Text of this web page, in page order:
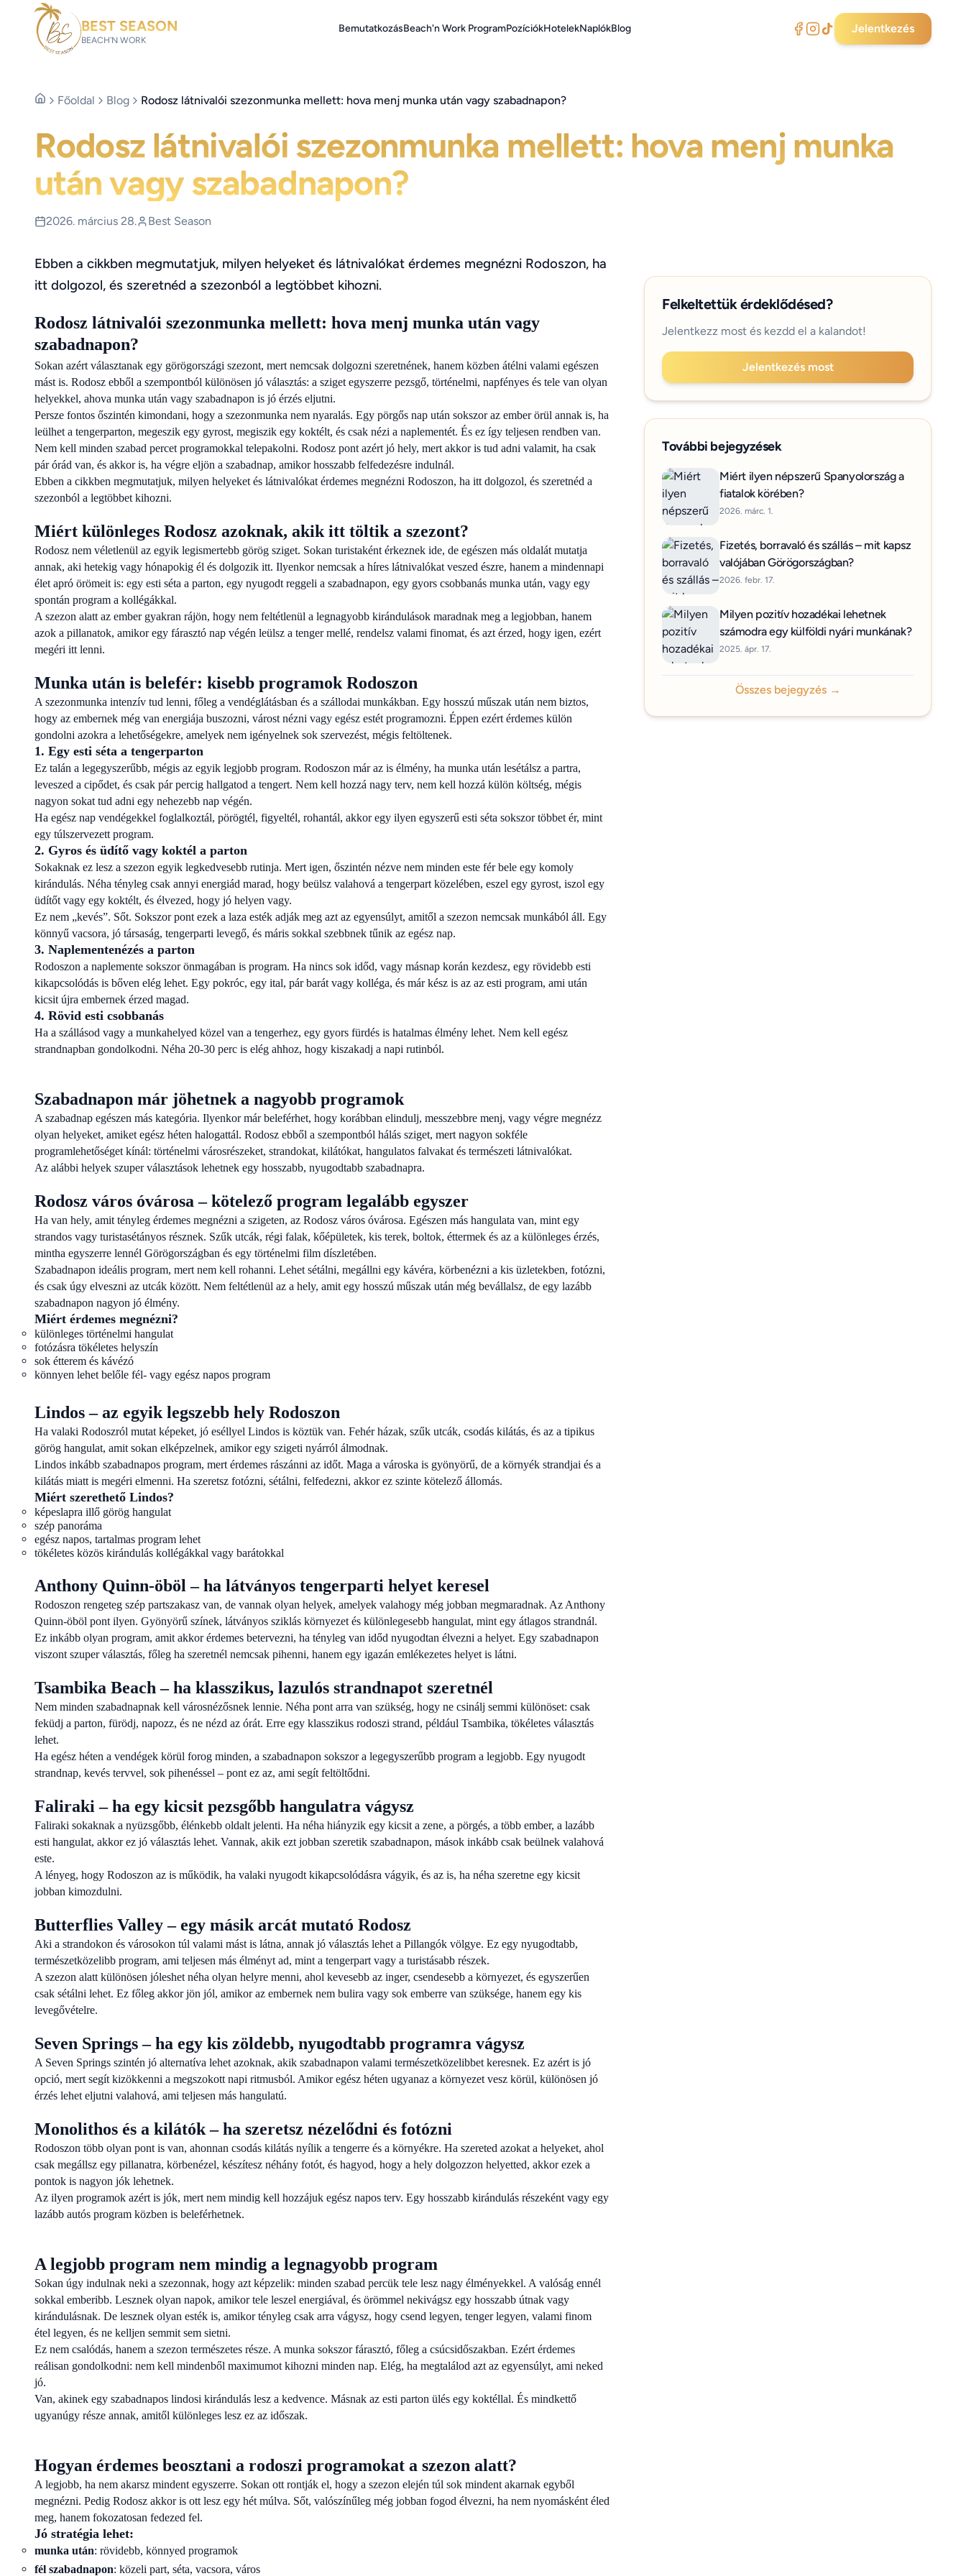
BEST SEASON
BEACH'N WORK
BemutatkozásBeach'n Work ProgramPozíciókHotelekNaplókBlog Jelentkezés
Főoldal Blog Rodosz látnivalói szezonmunka mellett: hova menj munka után vagy szabadnapon?
Rodosz látnivalói szezonmunka mellett: hova menj munka
után vagy szabadnapon?
2026. március 28. Best Season
Ebben a cikkben megmutatjuk, milyen helyeket és látnivalókat érdemes megnézni Rodoszon, ha
itt dolgozol, és szeretnéd a szezonból a legtöbbet kihozni.
Rodosz látnivalói szezonmunka mellett: hova menj munka után vagy
szabadnapon?
Sokan azért választanak egy görögországi szezont, mert nemcsak dolgozni szeretnének, hanem közben átélni valami egészen
mást is. Rodosz ebből a szempontból különösen jó választás: a sziget egyszerre pezsgő, történelmi, napfényes és tele van olyan
helyekkel, ahova munka után vagy szabadnapon is jó érzés eljutni.
Persze fontos őszintén kimondani, hogy a szezonmunka nem nyaralás. Egy pörgős nap után sokszor az ember örül annak is, ha
leülhet a tengerparton, megeszik egy gyrost, megiszik egy koktélt, és csak nézi a naplementét. És ez így teljesen rendben van.
Nem kell minden szabad percet programokkal telepakolni. Rodosz pont azért jó hely, mert akkor is tud adni valamit, ha csak
pár órád van, és akkor is, ha végre eljön a szabadnap, amikor hosszabb felfedezésre indulnál.
Ebben a cikkben megmutatjuk, milyen helyeket és látnivalókat érdemes megnézni Rodoszon, ha itt dolgozol, és szeretnéd a
szezonból a legtöbbet kihozni.
Miért különleges Rodosz azoknak, akik itt töltik a szezont?
Rodosz nem véletlenül az egyik legismertebb görög sziget. Sokan turistaként érkeznek ide, de egészen más oldalát mutatja
annak, aki hetekig vagy hónapokig él és dolgozik itt. Ilyenkor nemcsak a híres látnivalókat veszed észre, hanem a mindennapi
élet apró örömeit is: egy esti séta a parton, egy nyugodt reggeli a szabadnapon, egy gyors csobbanás munka után, vagy egy
spontán program a kollégákkal.
A szezon alatt az ember gyakran rájön, hogy nem feltétlenül a legnagyobb kirándulások maradnak meg a legjobban, hanem
azok a pillanatok, amikor egy fárasztó nap végén leülsz a tenger mellé, rendelsz valami finomat, és azt érzed, hogy igen, ezért
megéri itt lenni.
Munka után is belefér: kisebb programok Rodoszon
A szezonmunka intenzív tud lenni, főleg a vendéglátásban és a szállodai munkákban. Egy hosszú műszak után nem biztos,
hogy az embernek még van energiája buszozni, várost nézni vagy egész estét programozni. Éppen ezért érdemes külön
gondolni azokra a lehetőségekre, amelyek nem igényelnek sok szervezést, mégis feltöltenek.
1. Egy esti séta a tengerparton
Ez talán a legegyszerűbb, mégis az egyik legjobb program. Rodoszon már az is élmény, ha munka után lesétálsz a partra,
leveszed a cipődet, és csak pár percig hallgatod a tengert. Nem kell hozzá nagy terv, nem kell hozzá külön költség, mégis
nagyon sokat tud adni egy nehezebb nap végén.
Ha egész nap vendégekkel foglalkoztál, pörögtél, figyeltél, rohantál, akkor egy ilyen egyszerű esti séta sokszor többet ér, mint
egy túlszervezett program.
2. Gyros és üdítő vagy koktél a parton
Sokaknak ez lesz a szezon egyik legkedvesebb rutinja. Mert igen, őszintén nézve nem minden este fér bele egy komoly
kirándulás. Néha tényleg csak annyi energiád marad, hogy beülsz valahová a tengerpart közelében, eszel egy gyrost, iszol egy
üdítőt vagy egy koktélt, és élvezed, hogy jó helyen vagy.
Ez nem „kevés”. Sőt. Sokszor pont ezek a laza esték adják meg azt az egyensúlyt, amitől a szezon nemcsak munkából áll. Egy
könnyű vacsora, jó társaság, tengerparti levegő, és máris sokkal szebbnek tűnik az egész nap.
3. Naplementenézés a parton
Rodoszon a naplemente sokszor önmagában is program. Ha nincs sok időd, vagy másnap korán kezdesz, egy rövidebb esti
kikapcsolódás is bőven elég lehet. Egy pokróc, egy ital, pár barát vagy kolléga, és már kész is az az esti program, ami után
kicsit újra embernek érzed magad.
4. Rövid esti csobbanás
Ha a szállásod vagy a munkahelyed közel van a tengerhez, egy gyors fürdés is hatalmas élmény lehet. Nem kell egész
strandnapban gondolkodni. Néha 20-30 perc is elég ahhoz, hogy kiszakadj a napi rutinból.
Szabadnapon már jöhetnek a nagyobb programok
A szabadnap egészen más kategória. Ilyenkor már beleférhet, hogy korábban elindulj, messzebbre menj, vagy végre megnézz
olyan helyeket, amiket egész héten halogattál. Rodosz ebből a szempontból hálás sziget, mert nagyon sokféle
programlehetőséget kínál: történelmi városrészeket, strandokat, kilátókat, hangulatos falvakat és természeti látnivalókat.
Az alábbi helyek szuper választások lehetnek egy hosszabb, nyugodtabb szabadnapra.
Rodosz város óvárosa – kötelező program legalább egyszer
Ha van hely, amit tényleg érdemes megnézni a szigeten, az Rodosz város óvárosa. Egészen más hangulata van, mint egy
strandos vagy turistasétányos résznek. Szűk utcák, régi falak, kőépületek, kis terek, boltok, éttermek és az a különleges érzés,
mintha egyszerre lennél Görögországban és egy történelmi film díszletében.
Szabadnapon ideális program, mert nem kell rohanni. Lehet sétálni, megállni egy kávéra, körbenézni a kis üzletekben, fotózni,
és csak úgy elveszni az utcák között. Nem feltétlenül az a hely, amit egy hosszú műszak után még bevállalsz, de egy lazább
szabadnapon nagyon jó élmény.
Miért érdemes megnézni?
különleges történelmi hangulat
fotózásra tökéletes helyszín
sok étterem és kávézó
könnyen lehet belőle fél- vagy egész napos program
Lindos – az egyik legszebb hely Rodoszon
Ha valaki Rodoszról mutat képeket, jó eséllyel Lindos is köztük van. Fehér házak, szűk utcák, csodás kilátás, és az a tipikus
görög hangulat, amit sokan elképzelnek, amikor egy szigeti nyárról álmodnak.
Lindos inkább szabadnapos program, mert érdemes rászánni az időt. Maga a városka is gyönyörű, de a környék strandjai és a
kilátás miatt is megéri elmenni. Ha szeretsz fotózni, sétálni, felfedezni, akkor ez szinte kötelező állomás.
Miért szerethető Lindos?
képeslapra illő görög hangulat
szép panoráma
egész napos, tartalmas program lehet
tökéletes közös kirándulás kollégákkal vagy barátokkal
Anthony Quinn-öböl – ha látványos tengerparti helyet keresel
Rodoszon rengeteg szép partszakasz van, de vannak olyan helyek, amelyek valahogy még jobban megmaradnak. Az Anthony
Quinn-öböl pont ilyen. Gyönyörű színek, látványos sziklás környezet és különlegesebb hangulat, mint egy átlagos strandnál.
Ez inkább olyan program, amit akkor érdemes betervezni, ha tényleg van időd nyugodtan élvezni a helyet. Egy szabadnapon
viszont szuper választás, főleg ha szeretnél nemcsak pihenni, hanem egy igazán emlékezetes helyet is látni.
Tsambika Beach – ha klasszikus, lazulós strandnapot szeretnél
Nem minden szabadnapnak kell városnézősnek lennie. Néha pont arra van szükség, hogy ne csinálj semmi különöset: csak
feküdj a parton, fürödj, napozz, és ne nézd az órát. Erre egy klasszikus rodoszi strand, például Tsambika, tökéletes választás
lehet.
Ha egész héten a vendégek körül forog minden, a szabadnapon sokszor a legegyszerűbb program a legjobb. Egy nyugodt
strandnap, kevés tervvel, sok pihenéssel – pont ez az, ami segít feltöltődni.
Faliraki – ha egy kicsit pezsgőbb hangulatra vágysz
Faliraki sokaknak a nyüzsgőbb, élénkebb oldalt jelenti. Ha néha hiányzik egy kicsit a zene, a pörgés, a több ember, a lazább
esti hangulat, akkor ez jó választás lehet. Vannak, akik ezt jobban szeretik szabadnapon, mások inkább csak beülnek valahová
este.
A lényeg, hogy Rodoszon az is működik, ha valaki nyugodt kikapcsolódásra vágyik, és az is, ha néha szeretne egy kicsit
jobban kimozdulni.
Butterflies Valley – egy másik arcát mutató Rodosz
Aki a strandokon és városokon túl valami mást is látna, annak jó választás lehet a Pillangók völgye. Ez egy nyugodtabb,
természetközelibb program, ami teljesen más élményt ad, mint a tengerpart vagy a turistásabb részek.
A szezon alatt különösen jóleshet néha olyan helyre menni, ahol kevesebb az inger, csendesebb a környezet, és egyszerűen
csak sétálni lehet. Ez főleg akkor jön jól, amikor az embernek nem bulira vagy sok emberre van szüksége, hanem egy kis
levegővételre.
Seven Springs – ha egy kis zöldebb, nyugodtabb programra vágysz
A Seven Springs szintén jó alternatíva lehet azoknak, akik szabadnapon valami természetközelibbet keresnek. Ez azért is jó
opció, mert segít kizökkenni a megszokott napi ritmusból. Amikor egész héten ugyanaz a környezet vesz körül, különösen jó
érzés lehet eljutni valahová, ami teljesen más hangulatú.
Monolithos és a kilátók – ha szeretsz nézelődni és fotózni
Rodoszon több olyan pont is van, ahonnan csodás kilátás nyílik a tengerre és a környékre. Ha szereted azokat a helyeket, ahol
csak megállsz egy pillanatra, körbenézel, készítesz néhány fotót, és hagyod, hogy a hely dolgozzon helyetted, akkor ezek a
pontok is nagyon jók lehetnek.
Az ilyen programok azért is jók, mert nem mindig kell hozzájuk egész napos terv. Egy hosszabb kirándulás részeként vagy egy
lazább autós program közben is beleférhetnek.
A legjobb program nem mindig a legnagyobb program
Sokan úgy indulnak neki a szezonnak, hogy azt képzelik: minden szabad percük tele lesz nagy élményekkel. A valóság ennél
sokkal emberibb. Lesznek olyan napok, amikor tele leszel energiával, és örömmel nekivágsz egy hosszabb útnak vagy
kirándulásnak. De lesznek olyan esték is, amikor tényleg csak arra vágysz, hogy csend legyen, tenger legyen, valami finom
étel legyen, és ne kelljen semmit sem sietni.
Ez nem csalódás, hanem a szezon természetes része. A munka sokszor fárasztó, főleg a csúcsidőszakban. Ezért érdemes
reálisan gondolkodni: nem kell mindenből maximumot kihozni minden nap. Elég, ha megtalálod azt az egyensúlyt, ami neked
jó.
Van, akinek egy szabadnapos lindosi kirándulás lesz a kedvence. Másnak az esti parton ülés egy koktéllal. És mindkettő
ugyanúgy része annak, amitől különleges lesz ez az időszak.
Hogyan érdemes beosztani a rodoszi programokat a szezon alatt?
A legjobb, ha nem akarsz mindent egyszerre. Sokan ott rontják el, hogy a szezon elején túl sok mindent akarnak egyből
megnézni. Pedig Rodosz akkor is ott lesz egy hét múlva. Sőt, valószínűleg még jobban fogod élvezni, ha nem nyomásként éled
meg, hanem fokozatosan fedezed fel.
Jó stratégia lehet:
munka után: rövidebb, könnyed programok
fél szabadnapon: közeli part, séta, vacsora, város
Felkeltettük érdeklődésed?
Jelentkezz most és kezdd el a kalandot!
Jelentkezés most
További bejegyzések
Miért ilyen népszerű Spanyolország a
fiatalok körében?
2026. márc. 1.
Fizetés, borravaló és szállás – mit kapsz
valójában Görögországban?
2026. febr. 17.
Milyen pozitív hozadékai lehetnek
számodra egy külföldi nyári munkának?
2025. ápr. 17.
Összes bejegyzés →